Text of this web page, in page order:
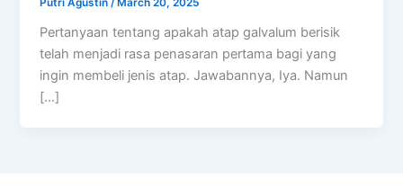
Putri Agustin/ March 20, 2025
Pertanyaan tentang apakah atap galvalum berisik
telah menjadi rasa penasaran pertama bagi yang
ingin membeli jenis atap. Jawabannya, Iya. Namun
[…]